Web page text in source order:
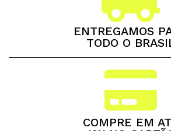
ENTREGAMOS
TODO O
COMPRE EM